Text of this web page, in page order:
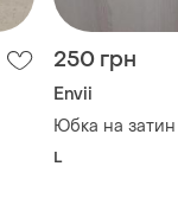
250 грн
Envii
Юбка на затин
L